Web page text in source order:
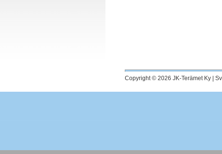
Copyright © 2026 JK-Terämet Ky |